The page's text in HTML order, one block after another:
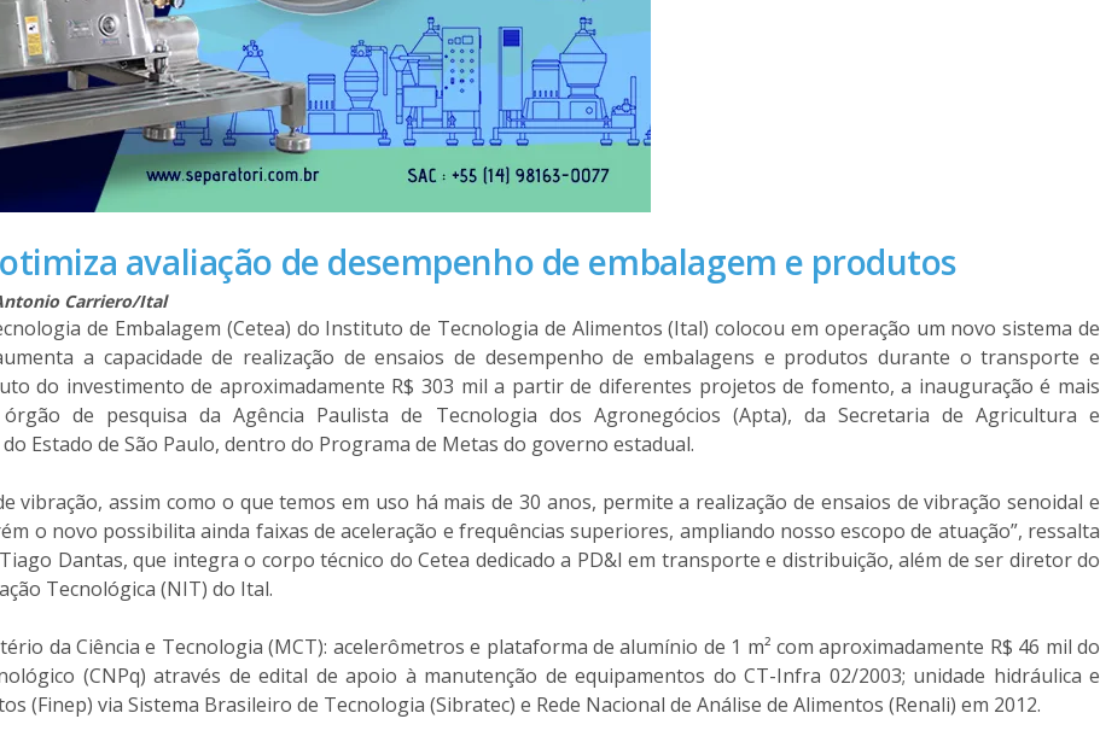
avaliação de desempenho de embalagem e produtos
Carriero/Ital
de Embalagem (Cetea) do Instituto de Tecnologia de Alimentos (Ital) colocou em operação um novo sistema de
a capacidade de realização de ensaios de desempenho de embalagens e produtos durante o transporte e
do investimento de aproximadamente R$ 303 mil a partir de diferentes projetos de fomento, a inauguração é mais
de pesquisa da Agência Paulista de Tecnologia dos Agronegócios (Apta), da Secretaria de Agricultura e
Estado de São Paulo, dentro do Programa de Metas do governo estadual.
vibração, assim como o que temos em uso há mais de 30 anos, permite a realização de ensaios de vibração senoidal e
o novo possibilita ainda faixas de aceleração e frequências superiores, ampliando nosso escopo de atuação”, ressalta
Dantas, que integra o corpo técnico do Cetea dedicado a PD&I em transporte e distribuição, além de ser diretor do
Tecnológica (NIT) do Ital.
da Ciência e Tecnologia (MCT): acelerômetros e plataforma de alumínio de 1 m² com aproximadamente R$ 46 mil do
(CNPq) através de edital de apoio à manutenção de equipamentos do CT-Infra 02/2003; unidade hidráulica e
(Finep) via Sistema Brasileiro de Tecnologia (Sibratec) e Rede Nacional de Análise de Alimentos (Renali) em 2012.